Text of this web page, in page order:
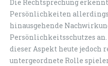
Die Rechtsprechung
Persönlichkeiten
hinausgehende
Persönlichkeitsschutzes
dieser Aspekt heute jedoch
untergeordnete Rolle